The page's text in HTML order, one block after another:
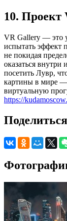
10. Проект
VR Gallery — это
испытать эффект
не покидая
оказаться
посетить Лувр,
картины в мире
виртуальную
https://